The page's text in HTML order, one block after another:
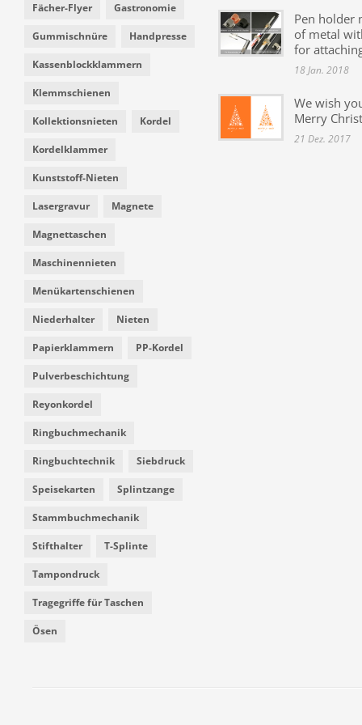
Fächer-Flyer Gastronomie
Gummischnüre Handpresse
Kassenblockklammern
Klemmschienen
Kollektionsnieten Kordel
Kordelklammer
Kunststoff-Nieten
Lasergravur Magnete
Magnettaschen
Maschinennieten
Menükartenschienen
Niederhalter Nieten
Papierklammern PP-Kordel
Pulverbeschichtung
Reyonkordel
Ringbuchmechanik
Ringbuchtechnik Siebdruck
Speisekarten Splintzange
Stammbuchmechanik
Stifthalter T-Splinte
Tampondruck
Tragegriffe für Taschen
Ösen
Pen holder
of metal
for
18 Jan. 2018
We wish
Merry
21 Dez. 2017